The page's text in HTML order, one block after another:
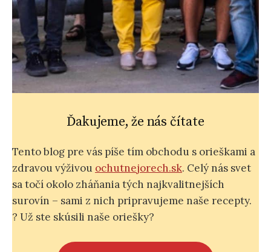
Ďakujeme, že nás čítate
Tento blog pre vás píše tím obchodu s orieškami a
zdravou výživou ochutnejorech.sk. Celý nás svet
sa točí okolo zháňania tých najkvalitnejších
surovín – sami z nich pripravujeme naše recepty.
? Už ste skúsili naše oriešky?